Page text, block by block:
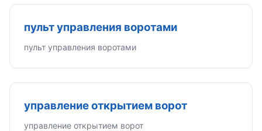
пульт управления воротами
пульт управления воротами
управление открытием ворот
управление открытием ворот